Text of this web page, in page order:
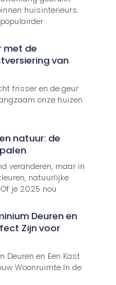
huisinterieurs.
met de
van
frisser en de geur
onze huizen
natuur: de
veranderen, maar in
natuurlijke
je 2025 nou
Deuren en
Zijn voor
Deuren en Een Kast
Woonruimte In de